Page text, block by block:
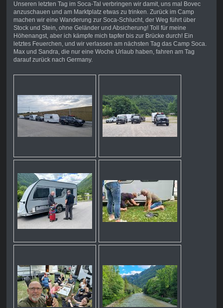
Unseren letzten Tag im Soca-Tal verbringen wir damit, uns mal Bovec
anzuschauen und am Marktplatz etwas zu trinken. Zurück im Camp
machen wir eine Wanderung zur Soca-Schlucht, der Weg führt über
Stock und Stein, ohne Geländer und Absicherung! Toll für meine
Höhenangst, aber ich kämpfe mich tapfer bis zur Brücke durch! Ein
letztes Feuerchen, und wir verlassen am nächsten Tag das Camp Soca.
Max und Sandra, die nur eine Woche Urlaub haben, fahren am Tag
darauf zurück nach Germany.